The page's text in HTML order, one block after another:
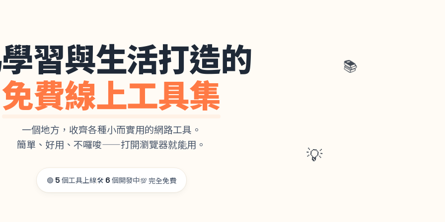
📚
💡
習與生活打造的
免費線上工具集
一個地方，收齊各種小而實用的網路工具。
簡單、好用、不囉唆——打開瀏覽器就能用。
🟢 5 個工具上線🛠️ 6 個開發中💯 完全免費